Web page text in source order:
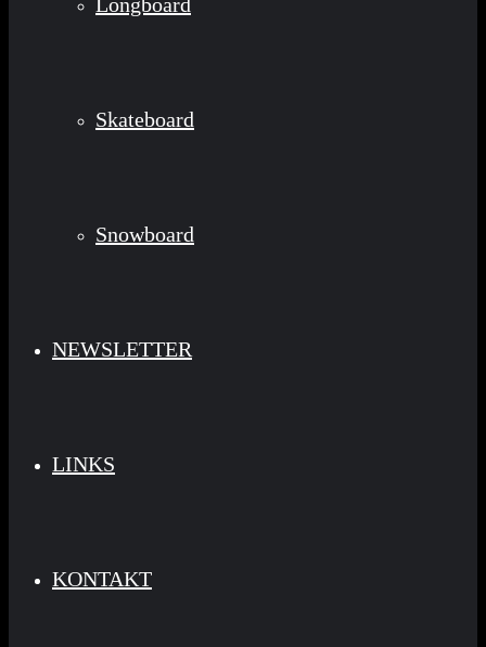
Skateboard
Snowboard
NEWSLETTER
LINKS
KONTAKT